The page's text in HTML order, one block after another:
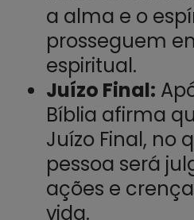
a alma e o
prosseguem
espiritual.
Juízo Final:
Bíblia afirma
Juízo Final, no
pessoa será
ações e
vida.